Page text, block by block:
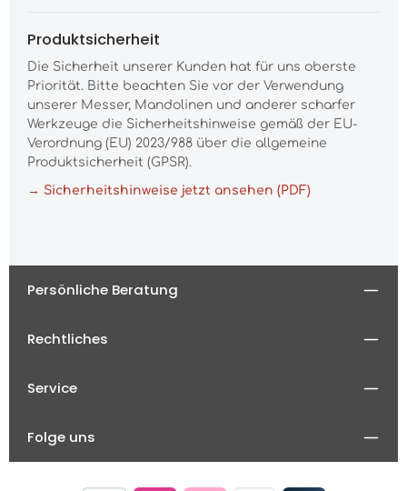
Produktsicherheit
Die Sicherheit unserer Kunden hat für uns oberste
Priorität. Bitte beachten Sie vor der Verwendung
unserer Messer, Mandolinen und anderer scharfer
Werkzeuge die Sicherheitshinweise gemäß der EU-
Verordnung (EU) 2023/988 über die allgemeine
Produktsicherheit (GPSR).
→ Sicherheitshinweise jetzt ansehen (PDF)
Persönliche Beratung
Rechtliches
Service
Folge uns